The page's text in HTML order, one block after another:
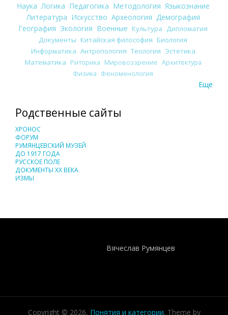
Наука Логика Педагогика Методология Языкознание
Литература Искусство Археология Демография
География Экология Военные Культура
Дипломатия
Документы Китайская философия Биология
Информатика Антропология Теология Эстетика
Математика Риторика Мировоззрение Архитектура
Физика Феноменология
Еще
Родственные сайты
ХРОНОС
ФОРУМ
РУМЯНЦЕВСКИЙ МУЗЕЙ
ДО 1917 ГОДА
РУССКОЕ ПОЛЕ
ДОКУМЕНТЫ XX ВЕКА
ИЗМЫ
Вячеслав Румянцев
Copyright © 2026, Понятия и категории. Theme by